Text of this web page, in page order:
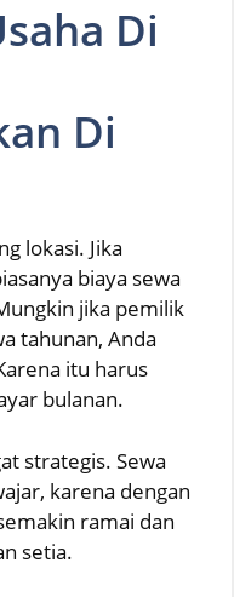
Di
Di
lokasi. Jika
biaya sewa
jika pemilik
tahunan, Anda
itu harus
bulanan.
strategis. Sewa
karena dengan
ramai dan
setia.